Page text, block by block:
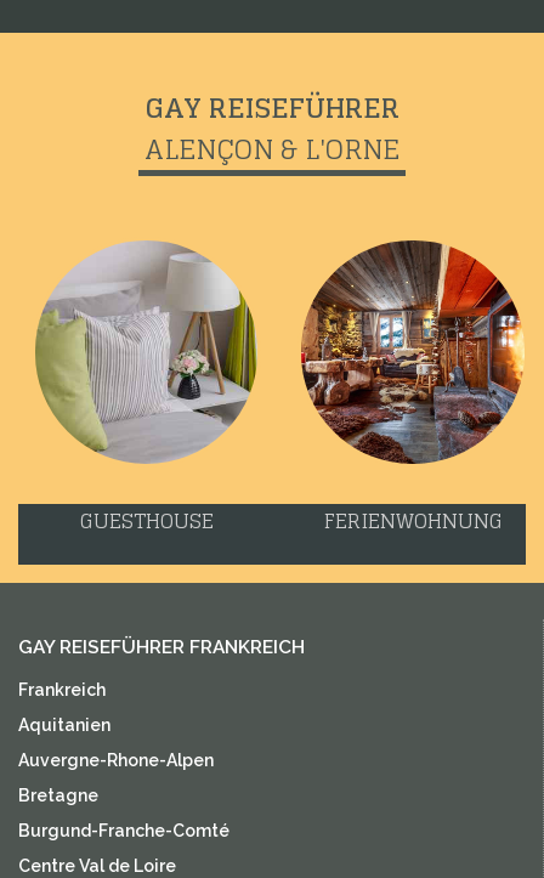
GAY REISEFÜHRER
ALENÇON & L'ORNE
GUESTHOUSE FERIENWOHNUNG
GAY REISEFÜHRER FRANKREICH
Frankreich
Aquitanien
Auvergne-Rhone-Alpen
Bretagne
Burgund-Franche-Comté
Centre Val de Loire